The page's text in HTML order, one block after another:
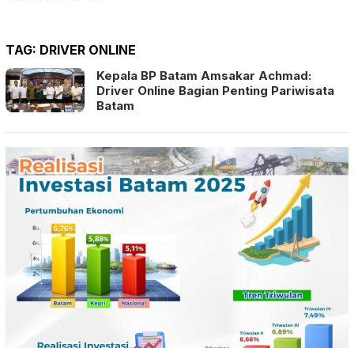
TAG: DRIVER ONLINE
Kepala BP Batam Amsakar Achmad:
Driver Online Bagian Penting Pariwisata
Batam